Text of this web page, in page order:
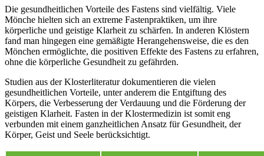
Die gesundheitlichen Vorteile des Fastens sind vielfältig. Viele
Mönche hielten sich an extreme Fastenpraktiken, um ihre
körperliche und geistige Klarheit zu schärfen. In anderen Klöstern
fand man hingegen eine gemäßigte Herangehensweise, die es den
Mönchen ermöglichte, die positiven Effekte des Fastens zu erfahren,
ohne die körperliche Gesundheit zu gefährden.
Studien aus der Klosterliteratur dokumentieren die vielen
gesundheitlichen Vorteile, unter anderem die Entgiftung des
Körpers, die Verbesserung der Verdauung und die Förderung der
geistigen Klarheit. Fasten in der Klostermedizin ist somit eng
verbunden mit einem ganzheitlichen Ansatz für Gesundheit, der
Körper, Geist und Seele berücksichtigt.